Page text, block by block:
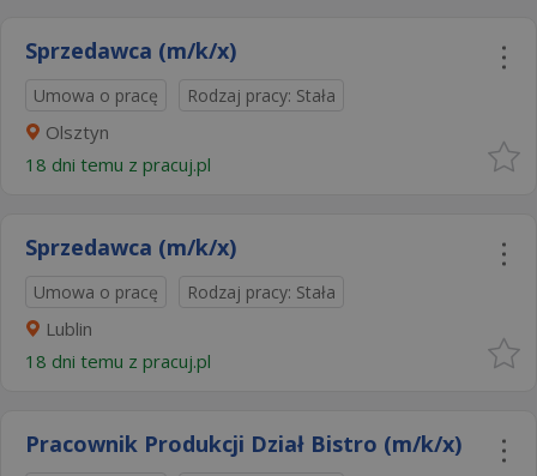
Sprzedawca (m/k/x)
Umowa o pracę Rodzaj pracy: Stała
Olsztyn
18 dni temu z pracuj.pl
Sprzedawca (m/k/x)
Umowa o pracę Rodzaj pracy: Stała
Lublin
18 dni temu z pracuj.pl
Pracownik Produkcji Dział Bistro (m/k/x)​